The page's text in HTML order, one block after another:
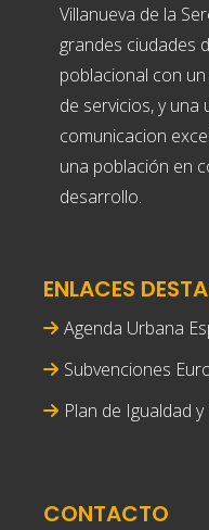
Villanueva de la
grandes ciudades
poblacional con
de servicios, y una
comunicacion
una población en
desarrollo.
ENLACES
Agenda Urbana
Subvenciones
Plan de Igualdad
CONTACTO